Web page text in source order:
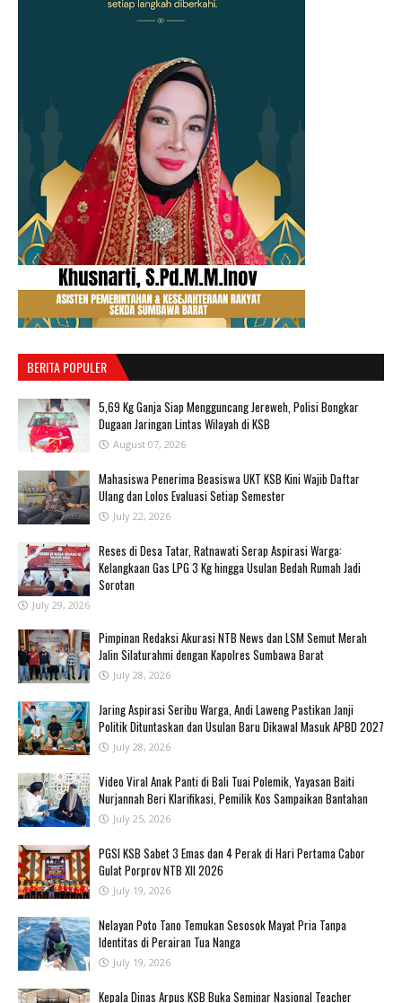
BERITA POPULER
‎5,69 Kg Ganja Siap Mengguncang Jereweh, Polisi Bongkar
Dugaan Jaringan Lintas Wilayah di KSB ‎
August 07, 2026
Mahasiswa Penerima Beasiswa UKT KSB Kini Wajib Daftar
Ulang dan Lolos Evaluasi Setiap Semester
July 22, 2026
Reses di Desa Tatar, Ratnawati Serap Aspirasi Warga:
Kelangkaan Gas LPG 3 Kg hingga Usulan Bedah Rumah Jadi
Sorotan
July 29, 2026
Pimpinan Redaksi Akurasi NTB News dan LSM Semut Merah
Jalin Silaturahmi dengan Kapolres Sumbawa Barat
July 28, 2026
Jaring Aspirasi Seribu Warga, Andi Laweng Pastikan Janji
Politik Dituntaskan dan Usulan Baru Dikawal Masuk APBD 2027
July 28, 2026
‎Video Viral Anak Panti di Bali Tuai Polemik, Yayasan Baiti
Nurjannah Beri Klarifikasi, Pemilik Kos Sampaikan Bantahan ‎
July 25, 2026
PGSI KSB Sabet 3 Emas dan 4 Perak di Hari Pertama Cabor
Gulat Porprov NTB XII 2026 ‎
July 19, 2026
‎Nelayan Poto Tano Temukan Sesosok Mayat Pria Tanpa
Identitas di Perairan Tua Nanga ‎
July 19, 2026
Kepala Dinas Arpus KSB Buka Seminar Nasional Teacher